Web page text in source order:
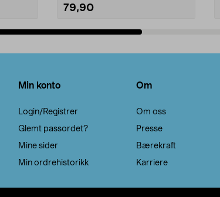
79,90
Min konto
Login/Registrer
Glemt passordet?
Mine sider
Min ordrehistorikk
Om
Om oss
Presse
Bærekraft
Karriere